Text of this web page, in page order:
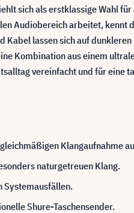
sich als erstklassige Wahl
Audiobereich arbeitet, kennt
lassen sich auf
Kombination aus einem
vereinfacht und für eine
Klangaufnahme
naturgetreuen Klang.
Systemausfällen.
Shure-Taschensender.